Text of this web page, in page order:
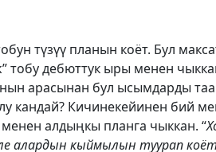
түзүү планын коёт. Бул
тобу дебюттук ыры менен
арасынан бул ысымдарды
кандай? Кичинекейинен бий
алдыңкы планга чыккан. “
алардын кыймылын туурап